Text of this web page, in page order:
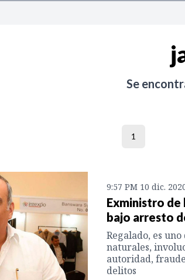
Se
1
9:57 PM 10 dic.
Exministro de
bajo arresto
Regalado, es
naturales,
autoridad,
delitos